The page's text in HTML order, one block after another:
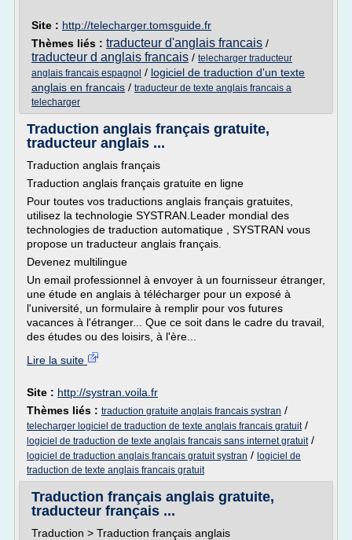
Site : http://telecharger.tomsguide.fr
Thèmes liés : traducteur d'anglais francais /
traducteur d anglais francais / telecharger traducteur
anglais francais espagnol / logiciel de traduction d'un texte
anglais en francais / traducteur de texte anglais francais a
telecharger
Traduction anglais français gratuite,
traducteur anglais ...
Traduction anglais français
Traduction anglais français gratuite en ligne
Pour toutes vos traductions anglais français gratuites,
utilisez la technologie SYSTRAN.Leader mondial des
technologies de traduction automatique , SYSTRAN vous
propose un traducteur anglais français.
Devenez multilingue
Un email professionnel à envoyer à un fournisseur étranger,
une étude en anglais à télécharger pour un exposé à
l'université, un formulaire à remplir pour vos futures
vacances à l'étranger... Que ce soit dans le cadre du travail,
des études ou des loisirs, à l'ère...
Lire la suite
Site : http://systran.voila.fr
Thèmes liés : traduction gratuite anglais francais systran /
telecharger logiciel de traduction de texte anglais francais gratuit/
logiciel de traduction de texte anglais francais sans internet gratuit/
logiciel de traduction anglais francais gratuit systran / logiciel de
traduction de texte anglais francais gratuit
Traduction français anglais gratuite,
traducteur français ...
Traduction > Traduction français anglais